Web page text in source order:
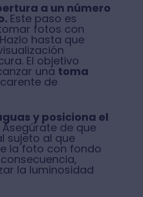
a un número
Este paso es
fotos con
hasta que
El objetivo
una toma
carente de
y posiciona el
Asegúrate de que
sujeto al que
la foto con fondo
la luminosidad